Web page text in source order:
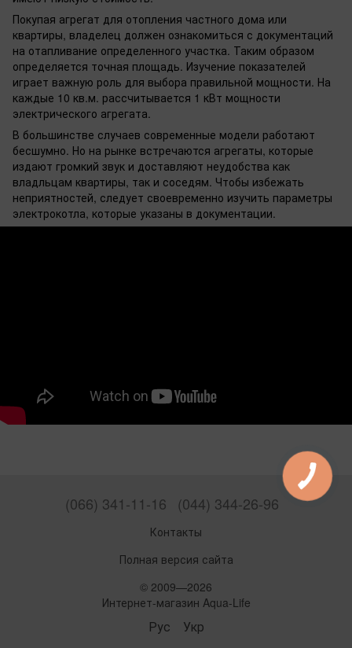
Покупая агрегат для отопления частного дома или
квартиры, владелец должен ознакомиться с документаций
на отапливание определенного участка. Таким образом
определяется точная площадь. Изучение показателей
играет важную роль для выбора правильной мощности. На
каждые 10 кв.м. рассчитывается 1 кВт мощности
электрического агрегата.
В большинстве случаев современные модели работают
бесшумно. Но на рынке встречаются агрегаты, которые
издают громкий звук и доставляют неудобства как
владльцам квартиры, так и соседям. Чтобы избежать
неприятностей, следует своевременно изучить параметры
электрокотла, которые указаны в документации.
(066) 341-11-16 (044) 344-26-96
Контакты
Полная версия сайта
© 2009—2026
Интернет-магазин Aqua-Life
Рус Укр